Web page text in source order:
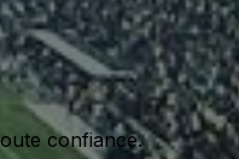
confiance.